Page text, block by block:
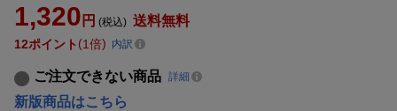
1,320 円 (税込) 送料無料
12ポイント 1倍 内訳
ご注文できない商品 詳細
新版商品はこちら